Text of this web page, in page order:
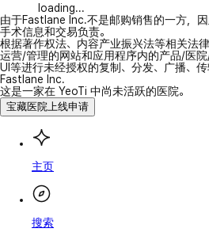
loading...
由于Fastlane Inc.不是邮购销售的一方，
手术信息和交易负责。
根据著作权法、内容产业振兴法等相关法
运营/管理的网站和应用程序内的产品/医院
UI等进行未经授权的复制、分发、广播、传
Fastlane Inc.
这是一家在 YeoTi 中尚未活跃的医院。
宝藏医院上线申请
主页
搜索